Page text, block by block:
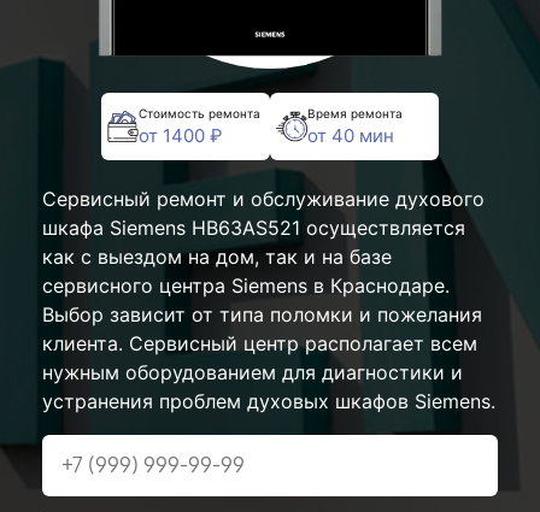
Стоимость ремонта
от 1400 ₽
Время ремонта
от 40 мин
Сервисный ремонт и обслуживание духового
шкафа Siemens HB63AS521 осуществляется
как с выездом на дом, так и на базе
сервисного центра Siemens в Краснодаре.
Выбор зависит от типа поломки и пожелания
клиента. Сервисный центр располагает всем
нужным оборудованием для диагностики и
устранения проблем духовых шкафов Siemens.